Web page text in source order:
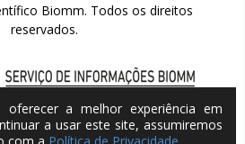
oferecer a melhor experiência em
a usar este site, assumiremos
Biomm. Todos os direitos
reservados.